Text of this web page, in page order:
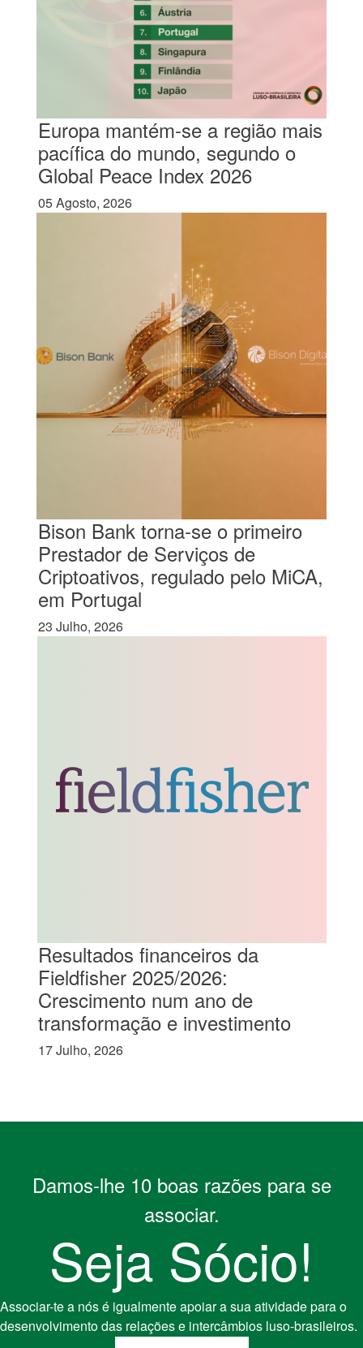
Europa mantém-se a região mais
pacífica do mundo, segundo o
Global Peace Index 2026
05 Agosto, 2026
Bison Bank torna-se o primeiro
Prestador de Serviços de
Criptoativos, regulado pelo MiCA,
em Portugal
23 Julho, 2026
Resultados financeiros da
Fieldfisher 2025/2026:
Crescimento num ano de
transformação e investimento
17 Julho, 2026
Damos-lhe 10 boas razões para se
associar.
Seja Sócio!
Associar-te a nós é igualmente apoiar a sua atividade para o
desenvolvimento das relações e intercâmbios luso-brasileiros.